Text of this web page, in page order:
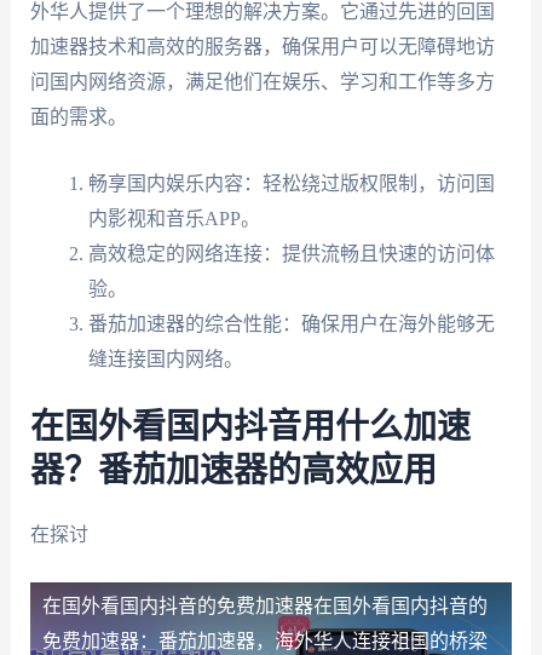
外华人提供了一个理想的解决方案。它通过先进的回国
加速器技术和高效的服务器，确保用户可以无障碍地访
问国内网络资源，满足他们在娱乐、学习和工作等多方
面的需求。
畅享国内娱乐内容：轻松绕过版权限制，访问国
内影视和音乐APP。
高效稳定的网络连接：提供流畅且快速的访问体
验。
番茄加速器的综合性能：确保用户在海外能够无
缝连接国内网络。
在国外看国内抖音用什么加速
器？番茄加速器的高效应用
在探讨
在国外看国内抖音的免费加速器在国外看国内抖音的
免费加速器：番茄加速器，海外华人连接祖国的桥梁